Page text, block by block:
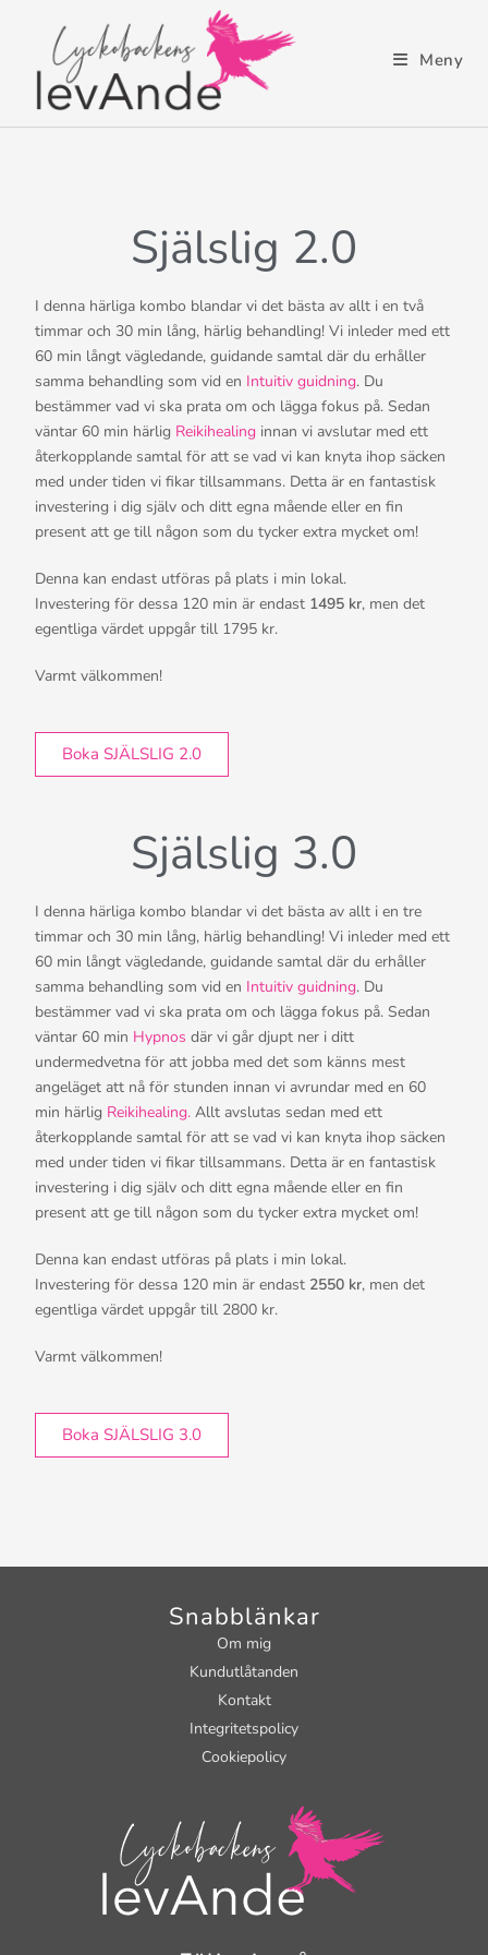
Meny
Själslig 2.0
I denna härliga kombo blandar vi det bästa av allt i en två
timmar och 30 min lång, härlig behandling! Vi inleder med ett
60 min långt vägledande, guidande samtal där du erhåller
samma behandling som vid en Intuitiv guidning. Du
bestämmer vad vi ska prata om och lägga fokus på. Sedan
väntar 60 min härlig Reikihealing innan vi avslutar med ett
återkopplande samtal för att se vad vi kan knyta ihop säcken
med under tiden vi fikar tillsammans. Detta är en fantastisk
investering i dig själv och ditt egna mående eller en fin
present att ge till någon som du tycker extra mycket om!
Denna kan endast utföras på plats i min lokal.
Investering för dessa 120 min är endast 1495 kr, men det
egentliga värdet uppgår till 1795 kr.
Varmt välkommen!
Boka SJÄLSLIG 2.0
Själslig 3.0
I denna härliga kombo blandar vi det bästa av allt i en tre
timmar och 30 min lång, härlig behandling! Vi inleder med ett
60 min långt vägledande, guidande samtal där du erhåller
samma behandling som vid en Intuitiv guidning. Du
bestämmer vad vi ska prata om och lägga fokus på. Sedan
väntar 60 min Hypnos där vi går djupt ner i ditt
undermedvetna för att jobba med det som känns mest
angeläget att nå för stunden innan vi avrundar med en 60
min härlig Reikihealing. Allt avslutas sedan med ett
återkopplande samtal för att se vad vi kan knyta ihop säcken
med under tiden vi fikar tillsammans. Detta är en fantastisk
investering i dig själv och ditt egna mående eller en fin
present att ge till någon som du tycker extra mycket om!
Denna kan endast utföras på plats i min lokal.
Investering för dessa 120 min är endast 2550 kr, men det
egentliga värdet uppgår till 2800 kr.
Varmt välkommen!
Boka SJÄLSLIG 3.0
Snabblänkar
Om mig
Kundutlåtanden
Kontakt
Integritetspolicy
Cookiepolicy